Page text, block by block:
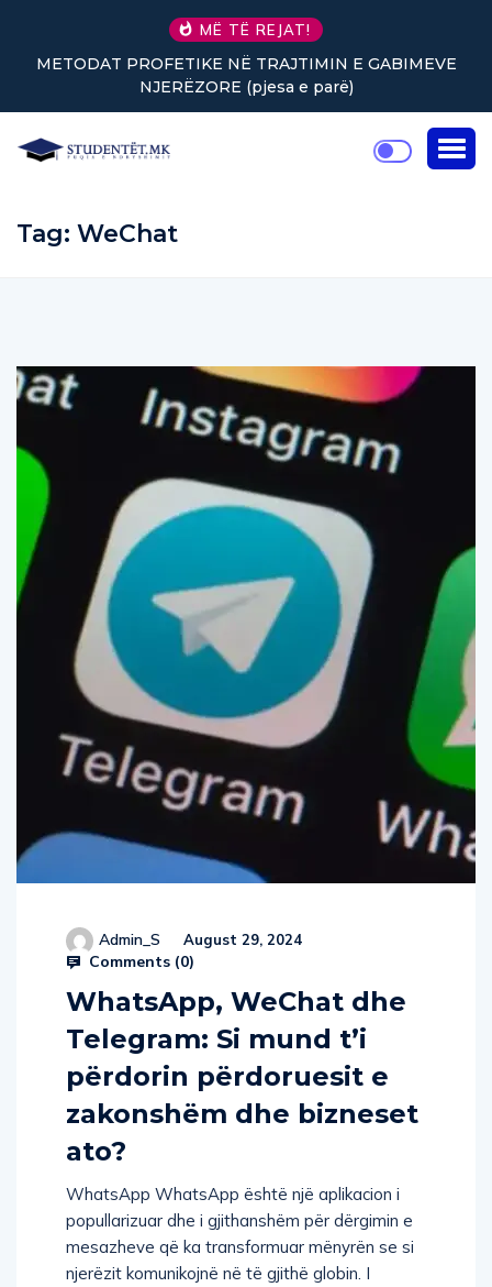
MË TË REJAT!
METODAT PROFETIKE NË TRAJTIMIN E GABIMEVE
NJERËZORE (pjesa e parë)
Tag: WeChat
Admin_S August 29, 2024
Comments (0)
WhatsApp, WeChat dhe
Telegram: Si mund t’i
përdorin përdoruesit e
zakonshëm dhe bizneset
ato?
WhatsApp WhatsApp është një aplikacion i
popullarizuar dhe i gjithanshëm për dërgimin e
mesazheve që ka transformuar mënyrën se si
njerëzit komunikojnë në të gjithë globin. I